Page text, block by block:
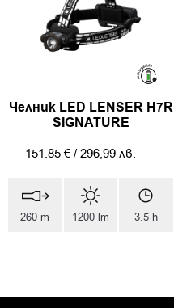
Челник LED LENSER H7R
SIGNATURE
151.85 € / 296,99 лв.
1200 lm
260 m 3.5 h